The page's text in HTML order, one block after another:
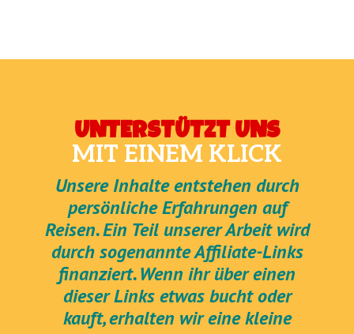
UNTERSTÜTZT UNS
MIT EINEM KLICK
Unsere Inhalte entstehen durch
persönliche Erfahrungen auf
Reisen. Ein Teil unserer Arbeit wird
durch sogenannte Affiliate-Links
finanziert. Wenn ihr über einen
dieser Links etwas bucht oder
kauft, erhalten wir eine kleine